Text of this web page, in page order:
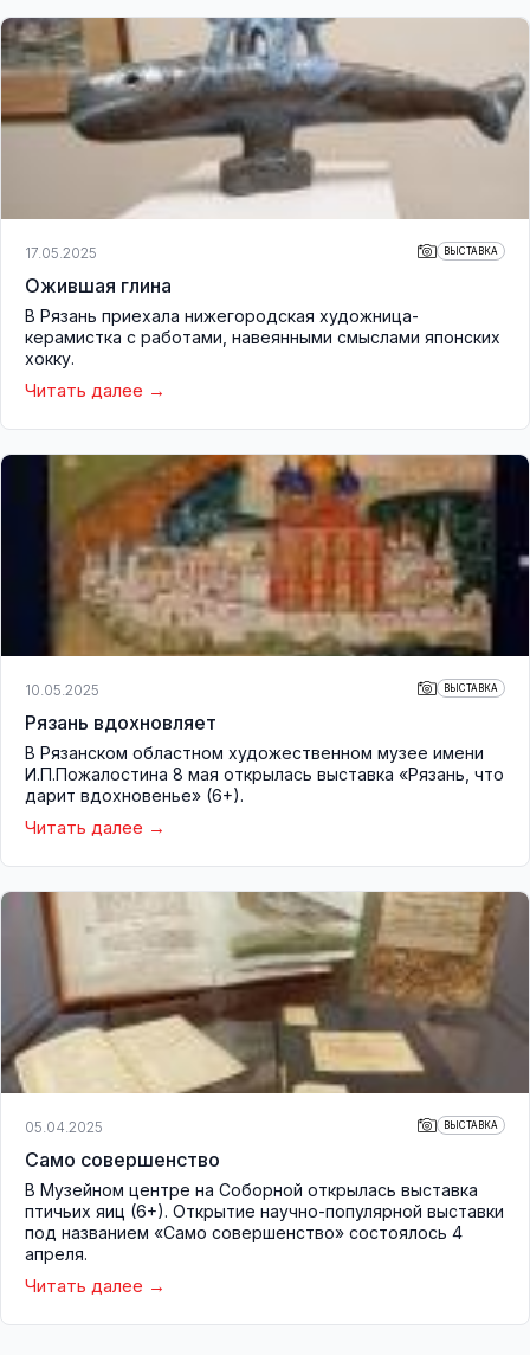
17.05.2025 ВЫСТАВКА
Ожившая глина
В Рязань приехала нижегородская художница-
керамистка с работами, навеянными смыслами японских
хокку.
Читать далее
10.05.2025 ВЫСТАВКА
Рязань вдохновляет
В Рязанском областном художественном музее имени
И.П.Пожалостина 8 мая открылась выставка «Рязань, что
дарит вдохновенье» (6+).
Читать далее
05.04.2025 ВЫСТАВКА
Само совершенство
В Музейном центре на Соборной открылась выставка
птичьих яиц (6+). Открытие научно-популярной выставки
под названием «Само совершенство» состоялось 4
апреля.
Читать далее